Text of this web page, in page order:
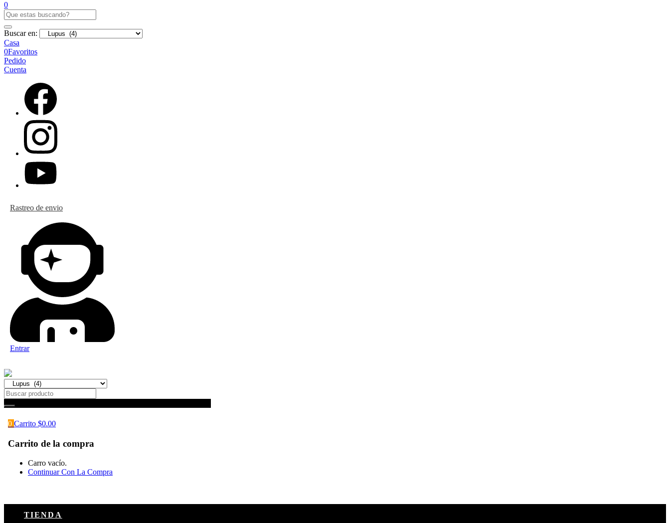
0
Buscar en:
Casa
0Favoritos
Pedido
Cuenta
Rastreo de envio
Entrar
0 Carrito $0.00
Carrito de la compra
Carro vacío.
Continuar Con La Compra
TIENDA